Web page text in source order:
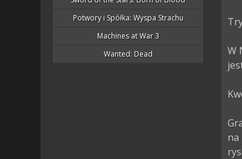
Potwory i Spółka: Wyspa Strachu
Machines at War 3
Wanted: Dead
W
na